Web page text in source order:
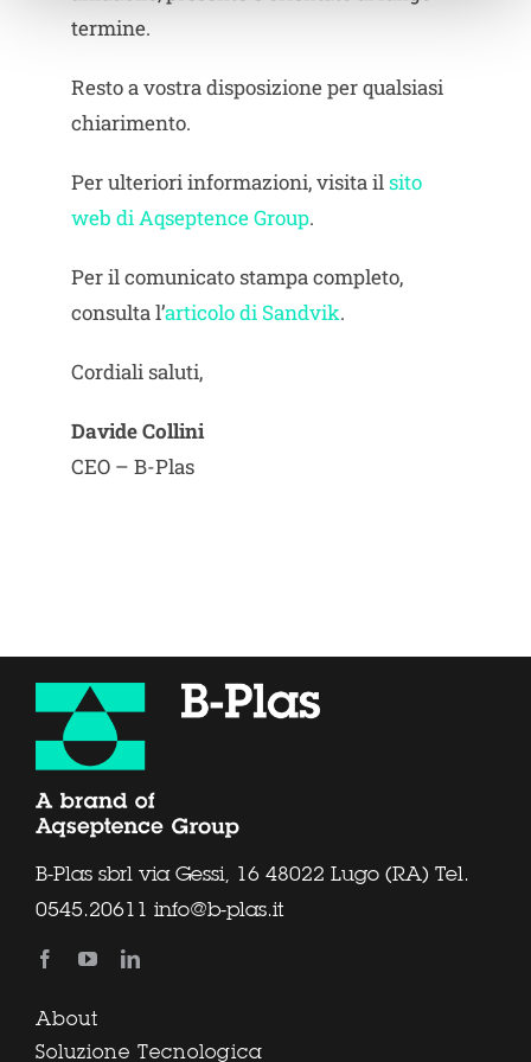
termine.
Resto a vostra disposizione per qualsiasi
chiarimento.
Per ulteriori informazioni, visita ilsito
web di Aqseptence Group.
Per il comunicato stampa completo,
consulta l’articolo di Sandvik.
Cordiali saluti,
Davide Collini
CEO – B-Plas
B-Plas sbrl via Gessi, 16 48022 Lugo (RA) Tel.
0545.20611 info@b-plas.it
About
Soluzione Tecnologica